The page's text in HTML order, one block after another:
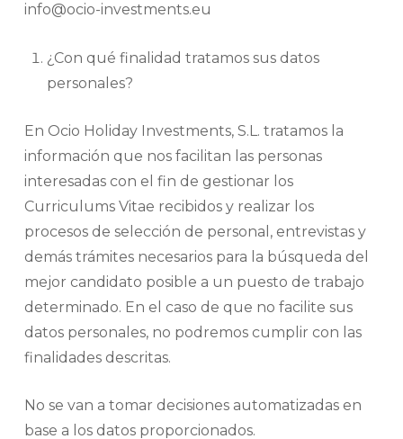
info@ocio-investments.eu
¿Con qué finalidad tratamos sus datos
personales?
En Ocio Holiday Investments, S.L. tratamos la
información que nos facilitan las personas
interesadas con el fin de gestionar los
Curriculums Vitae recibidos y realizar los
procesos de selección de personal, entrevistas y
demás trámites necesarios para la búsqueda del
mejor candidato posible a un puesto de trabajo
determinado. En el caso de que no facilite sus
datos personales, no podremos cumplir con las
finalidades descritas.
No se van a tomar decisiones automatizadas en
base a los datos proporcionados.